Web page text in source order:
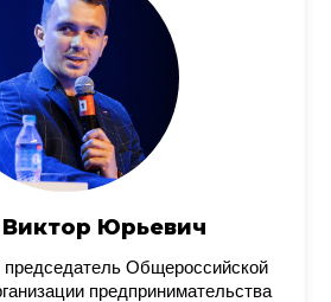
Виктор Юрьевич
председатель Общероссийской
предпринимательства